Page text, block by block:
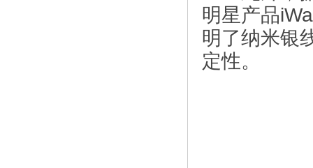
明星产品
明了纳米银
定性。